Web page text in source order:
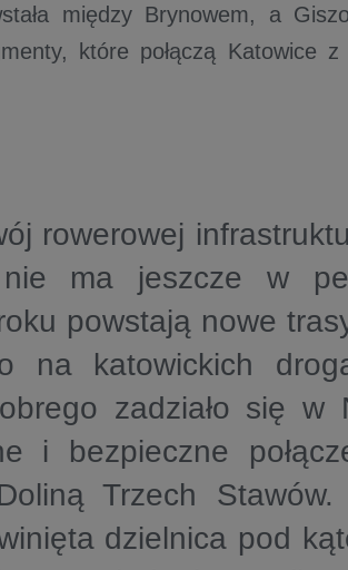
między Brynowem, a
które połączą Katowice z
rowerowej
ma jeszcze w
powstają nowe
na katowickich
zadziało się w
i bezpieczne
Trzech Stawów.
dzielnica pod